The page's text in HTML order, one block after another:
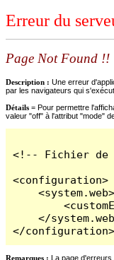
Erreur du
Page Not Found !!
Description : Une erreur
par les navigateurs qui
Détails = Pour permettre
valeur "off" à l'attribut "mode"
<!-- Fichier de
<configuration>
    <system.web>
</
</configuration>
Remarques : La page d'erreurs